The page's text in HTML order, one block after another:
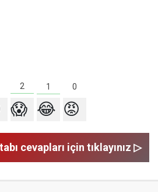
2 1 0
😱 😂 😡
cevapları için tıklayınız ▷